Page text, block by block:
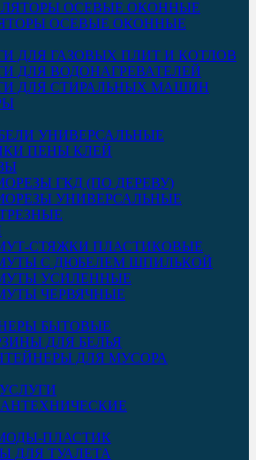
ОСЕВЫЕ ОКОННЫЕ
ДЛЯ ГАЗОВЫХ ПЛИТ И КОТЛОВ
ДЛЯ ВОДОНАГРЕВАТЕЛЕЙ
ДЛЯ СТИРАЛЬНЫХ МАШИН
УНИВЕРСАЛЬНЫЕ
ПЕНЫ КЛЕЙ
ГКД (ПО ДЕРЕВУ)
УНИВЕРСАЛЬНЫЕ
СТЯЖКИ ПЛАСТИКОВЫЕ
С ДЮБЕЛЕМ ШПИЛЬКОЙ
УСИЛЕННЫЕ
ЧЕРВЯЧНЫЕ
БЫТОВЫЕ
ДЛЯ БЕЛЬЯ
ДЛЯ МУСОРА
ПЛАСТИК